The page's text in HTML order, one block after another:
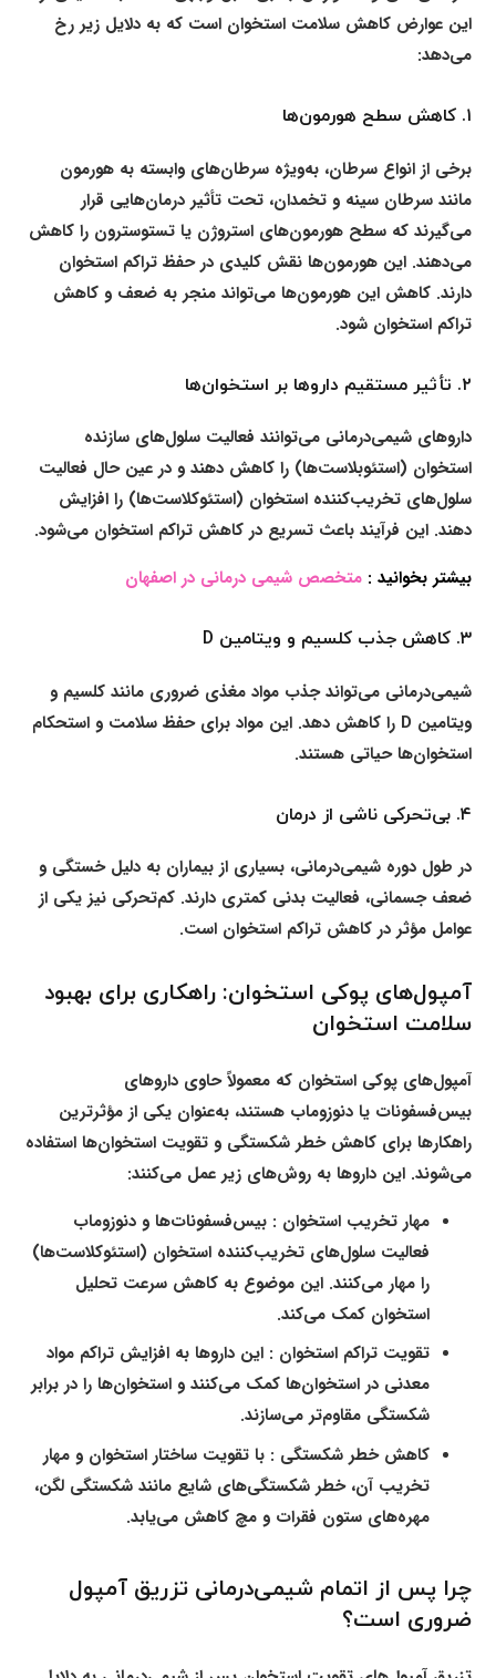
این عوارض کاهش سلامت استخوان است که به دلایل زیر رخ
می‌دهد:
۱. کاهش سطح هورمون‌ها
برخی از انواع سرطان، به‌ویژه سرطان‌های وابسته به هورمون
مانند سرطان سینه و تخمدان، تحت تأثیر درمان‌هایی قرار
می‌گیرند که سطح هورمون‌های استروژن یا تستوسترون را کاهش
می‌دهند. این هورمون‌ها نقش کلیدی در حفظ تراکم استخوان
دارند. کاهش این هورمون‌ها می‌تواند منجر به ضعف و کاهش
تراکم استخوان شود.
۲. تأثیر مستقیم داروها بر استخوان‌ها
داروهای شیمی‌درمانی می‌توانند فعالیت سلول‌های سازنده
استخوان (استئوبلاست‌ها) را کاهش دهند و در عین حال فعالیت
سلول‌های تخریب‌کننده استخوان (استئوکلاست‌ها) را افزایش
دهند. این فرآیند باعث تسریع در کاهش تراکم استخوان می‌شود.
بیشتر بخوانید :متخصص شیمی درمانی در اصفهان
۳. کاهش جذب کلسیم و ویتامین D
شیمی‌درمانی می‌تواند جذب مواد مغذی ضروری مانند کلسیم و
ویتامین D را کاهش دهد. این مواد برای حفظ سلامت و استحکام
استخوان‌ها حیاتی هستند.
۴. بی‌تحرکی ناشی از درمان
در طول دوره شیمی‌درمانی، بسیاری از بیماران به دلیل خستگی و
ضعف جسمانی، فعالیت بدنی کمتری دارند. کم‌تحرکی نیز یکی از
عوامل مؤثر در کاهش تراکم استخوان است.
آمپول‌های پوکی استخوان: راهکاری برای بهبود
سلامت استخوان
آمپول‌های پوکی استخوان که معمولاً حاوی داروهای
بیس‌فسفونات یا دنوزوماب هستند، به‌عنوان یکی از مؤثرترین
راهکارها برای کاهش خطر شکستگی و تقویت استخوان‌ها استفاده
می‌شوند. این داروها به روش‌های زیر عمل می‌کنند:
مهار تخریب استخوان : بیس‌فسفونات‌ها و دنوزوماب
فعالیت سلول‌های تخریب‌کننده استخوان (استئوکلاست‌ها)
را مهار می‌کنند. این موضوع به کاهش سرعت تحلیل
استخوان کمک می‌کند.
تقویت تراکم استخوان : این داروها به افزایش تراکم مواد
معدنی در استخوان‌ها کمک می‌کنند و استخوان‌ها را در برابر
شکستگی مقاوم‌تر می‌سازند.
کاهش خطر شکستگی : با تقویت ساختار استخوان و مهار
تخریب آن، خطر شکستگی‌های شایع مانند شکستگی لگن،
مهره‌های ستون فقرات و مچ کاهش می‌یابد.
چرا پس از اتمام شیمی‌درمانی تزریق آمپول
ضروری است؟